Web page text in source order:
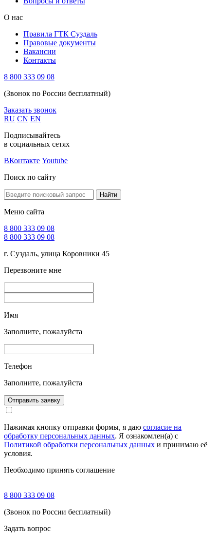
О нас
Правила ГТК Суздаль
Правовые документы
Вакансии
Контакты
8 800 333 09 08
(Звонок по России бесплатный)
Заказать звонок
RU CN EN
Подписывайтесь
в социальных сетях
ВКонтакте Youtube
Поиск по сайту
Найти
Меню сайта
8 800 333 09 08
8 800 333 09 08
г. Суздаль, улица Коровники 45
Перезвоните мне
Имя
Заполните, пожалуйста
Телефон
Заполните, пожалуйста
Отправить заявку
Нажимая кнопку отправки формы, я даю согласие на
обработку персональных данных. Я ознакомлен(а) с
Политикой обработки персональных данных и принимаю её
условия.
Необходимо принять соглашение
8 800 333 09 08
(Звонок по России бесплатный)
Задать вопрос